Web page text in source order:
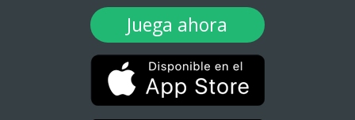
Juega ahora